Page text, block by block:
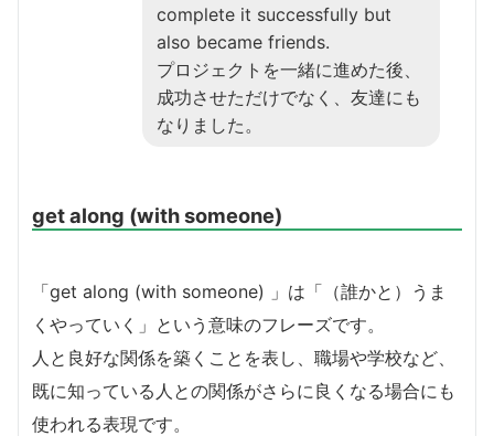
complete it successfully but
also became friends.
プロジェクトを一緒に進めた後、
成功させただけでなく、友達にも
なりました。
get along (with someone)
「get along (with someone) 」は「（誰かと）うま
くやっていく」という意味のフレーズです。
人と良好な関係を築くことを表し、職場や学校など、
既に知っている人との関係がさらに良くなる場合にも
使われる表現です。